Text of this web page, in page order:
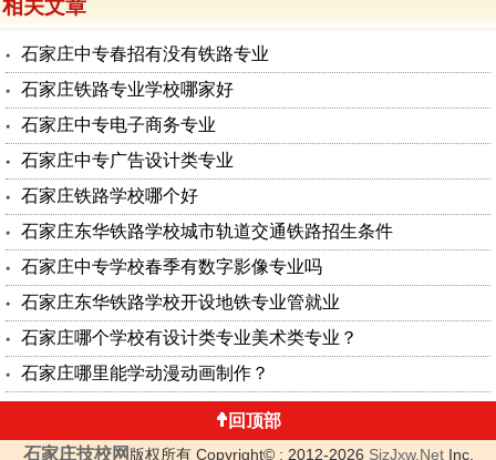
相关文章
石家庄中专春招有没有铁路专业
石家庄铁路专业学校哪家好
石家庄中专电子商务专业
石家庄中专广告设计类专业
石家庄铁路学校哪个好
石家庄东华铁路学校城市轨道交通铁路招生条件
石家庄中专学校春季有数字影像专业吗
石家庄东华铁路学校开设地铁专业管就业
石家庄哪个学校有设计类专业美术类专业？
石家庄哪里能学动漫动画制作？
回顶部
石家庄技校网 版权所有 Copyright© ; 2012-2026 SjzJxw.NetInc.